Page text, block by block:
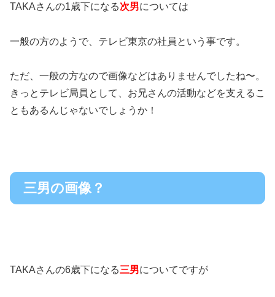
TAKAさんの1歳下になる次男については
一般の方のようで、テレビ東京の社員という事です。
ただ、一般の方なので画像などはありませんでしたね〜。
きっとテレビ局員として、お兄さんの活動などを支えるこ
ともあるんじゃないでしょうか！
三男の画像？
TAKAさんの6歳下になる三男についてですが